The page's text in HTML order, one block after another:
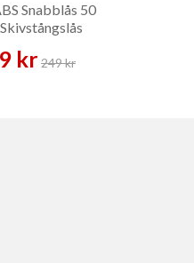
Snabblås 50
kr249 kr